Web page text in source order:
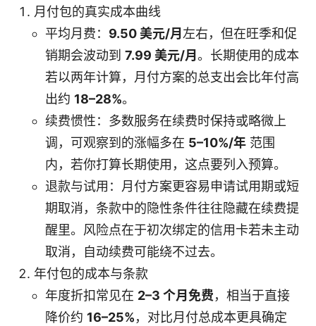
月付包的真实成本曲线
平均月费： 9.50 美元/月 左右，但在旺季和促
销期会波动到 7.99 美元/月 。长期使用的成本
若以两年计算，月付方案的总支出会比年付高
出约 18–28%。
续费惯性：多数服务在续费时保持或略微上
调，可观察到的涨幅多在 5–10%/年 范围
内，若你打算长期使用，这点要列入预算。
退款与试用：月付方案更容易申请试用期或短
期取消，条款中的隐性条件往往隐藏在续费提
醒里。风险点在于初次绑定的信用卡若未主动
取消，自动续费可能绕不过去。
年付包的成本与条款
年度折扣常见在 2–3 个月免费，相当于直接
降价约 16–25%，对比月付总成本更具确定